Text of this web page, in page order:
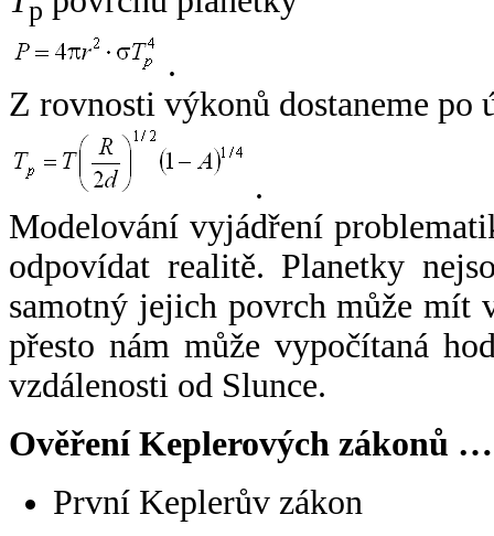
p
.
Z rovnosti výkonů dostaneme po
.
Modelování vyjádření
odpovídat realitě. Planetky
samotný jejich povrch může mít
přesto nám může vypočítaná
vzdálenosti od Slunce.
Ověření Keplerových zákonů …
První Keplerův zákon